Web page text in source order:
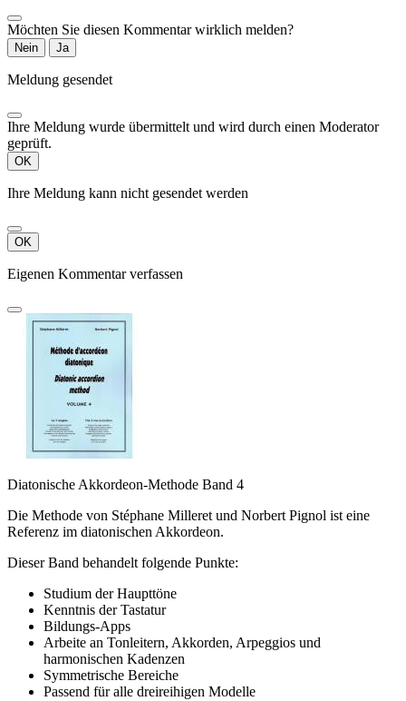
Möchten Sie diesen Kommentar wirklich melden?
Nein Ja
Meldung gesendet
Ihre Meldung wurde übermittelt und wird durch einen Moderator
geprüft.
OK
Ihre Meldung kann nicht gesendet werden
OK
Eigenen Kommentar verfassen
Diatonische Akkordeon-Methode Band 4
Die Methode von Stéphane Milleret und Norbert Pignol ist eine
Referenz im diatonischen Akkordeon.
Dieser Band behandelt folgende Punkte:
Studium der Haupttöne
Kenntnis der Tastatur
Bildungs-Apps
Arbeite an Tonleitern, Akkorden, Arpeggios und
harmonischen Kadenzen
Symmetrische Bereiche
Passend für alle dreireihigen Modelle